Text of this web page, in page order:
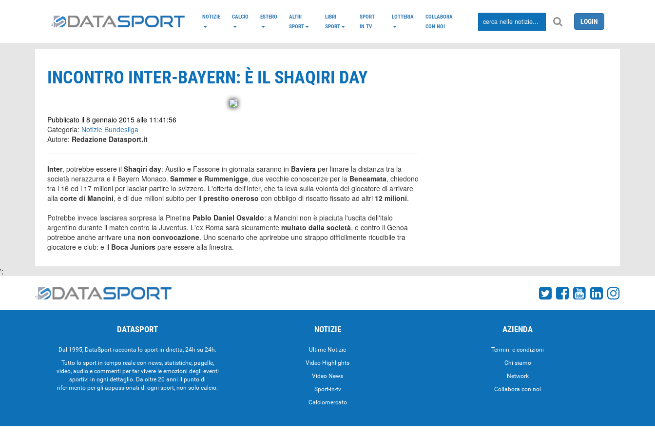
NOTIZIE CALCIO ESTERO
ALTRI
SPORT
LIBRI
SPORT
SPORT
IN TV
LOTTERIA
COLLABORA
CON NOI
LOGIN
INCONTRO INTER-BAYERN: È IL SHAQIRI DAY
Pubblicato il 8 gennaio 2015 alle 11:41:56
Categoria: Notizie Bundesliga
Autore: Redazione Datasport.it
Inter, potrebbe essere il Shaqiri day: Ausilio e Fassone in giornata saranno in Baviera per limare la distanza tra la
società nerazzurra e il Bayern Monaco. Sammer e Rummenigge, due vecchie conoscenze per la Beneamata, chiedono
tra i 16 ed i 17 milioni per lasciar partire lo svizzero. L'offerta dell'Inter, che fa leva sulla volontà del giocatore di arrivare
alla corte di Mancini, è di due milioni subito per il prestito oneroso con obbligo di riscatto fissato ad altri 12 milioni.
Potrebbe invece lasciarea sorpresa la Pinetina Pablo Daniel Osvaldo: a Mancini non è piaciuta l'uscita dell'italo
argentino durante il match contro la Juventus. L'ex Roma sarà sicuramente multato dalla società, e contro il Genoa
potrebbe anche arrivare una non convocazione. Uno scenario che aprirebbe uno strappo difficilmente ricucibile tra
giocatore e club: e il Boca Juniors pare essere alla finestra.
';
DATASPORT
Dal 1995, DataSport racconta lo sport in diretta, 24h su 24h.
Tutto lo sport in tempo reale con news, statistiche, pagelle,
video, audio e commenti per far vivere le emozioni degli eventi
sportivi in ogni dettaglio. Da oltre 20 anni il punto di
riferimento per gli appassionati di ogni sport, non solo calcio.
NOTIZIE
Ultime Notizie
Video Highlights
Video News
Sport-in-tv
Calciomercato
AZIENDA
Termini e condizioni
Chi siamo
Network
Collabora con noi